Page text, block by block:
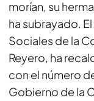
morían, su
ha subrayado.
Sociales de la
Reyero, ha
con el número
Gobierno de la